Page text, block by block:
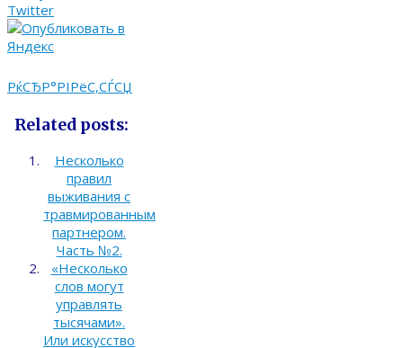
РќСЂР°РІРёС‚СЃСЏ
Related posts:
Несколько
правил
выживания с
травмированным
партнером.
Часть №2.
«Несколько
слов могут
управлять
тысячами».
Или искусство